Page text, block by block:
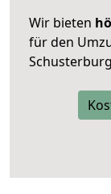
Wir bieten
für den